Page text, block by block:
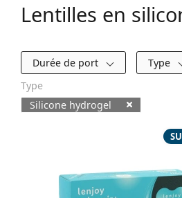
Lentilles en
Filtres
Durée de port Type
Type
Silicone hydrogel
Produits